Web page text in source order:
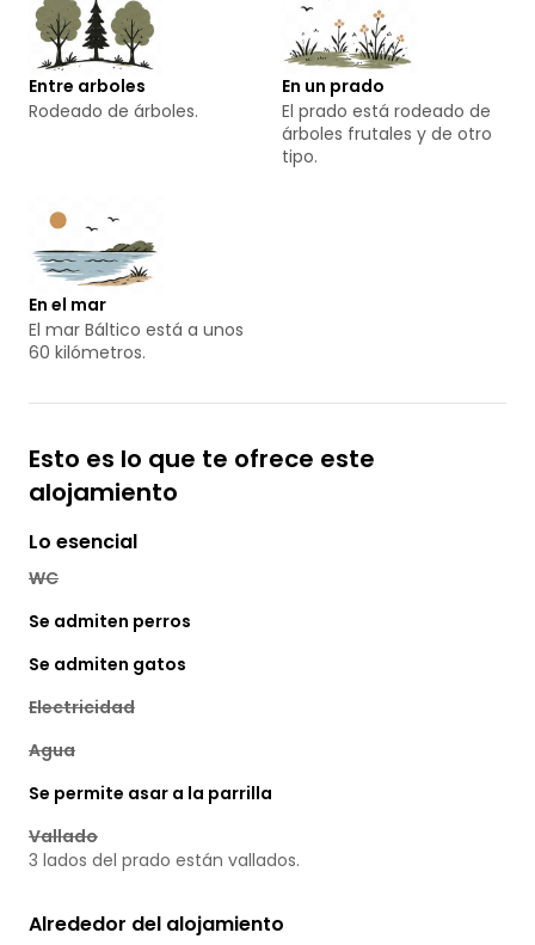
Entre arboles
Rodeado de árboles.
En un prado
El prado está rodeado de
árboles frutales y de otro
tipo.
En el mar
El mar Báltico está a unos
60 kilómetros.
Esto es lo que te ofrece este
alojamiento
Lo esencial
WC
Se admiten perros
Se admiten gatos
Electricidad
Agua
Se permite asar a la parrilla
Vallado
3 lados del prado están vallados.
Alrededor del alojamiento